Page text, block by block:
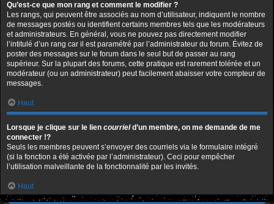
Qu’est-ce que mon rang et comment le modifier ?
Les rangs, qui peuvent être associés au nom d’utilisateur, indiquent le nombre
de messages postés ou identifient certains membres tels que les modérateurs
et administrateurs. En général, vous ne pouvez pas directement modifier
l’intitulé d’un rang car il est paramétré par l’administrateur du forum. Évitez de
poster des messages sur le forum dans le seul but de passer au rang
supérieur. Sur la plupart des forums, cette pratique est rarement tolérée et un
modérateur (ou un administrateur) peut facilement abaisser votre compteur de
messages.
Haut
Lorsque je clique sur le lien courrield’un membre, on me demande de me
connecter !?
Seuls les membres peuvent s’envoyer des courriels via le formulaire intégré
(si la fonction a été activée par l’administrateur). Ceci pour empêcher
l’utilisation malveillante de la fonctionnalité par les invités.
Haut